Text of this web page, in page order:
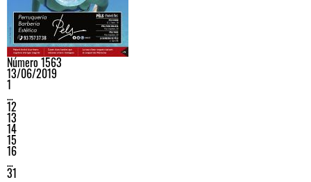
Número 1563
13/06/2019
1
…
12
13
14
15
16
…
31